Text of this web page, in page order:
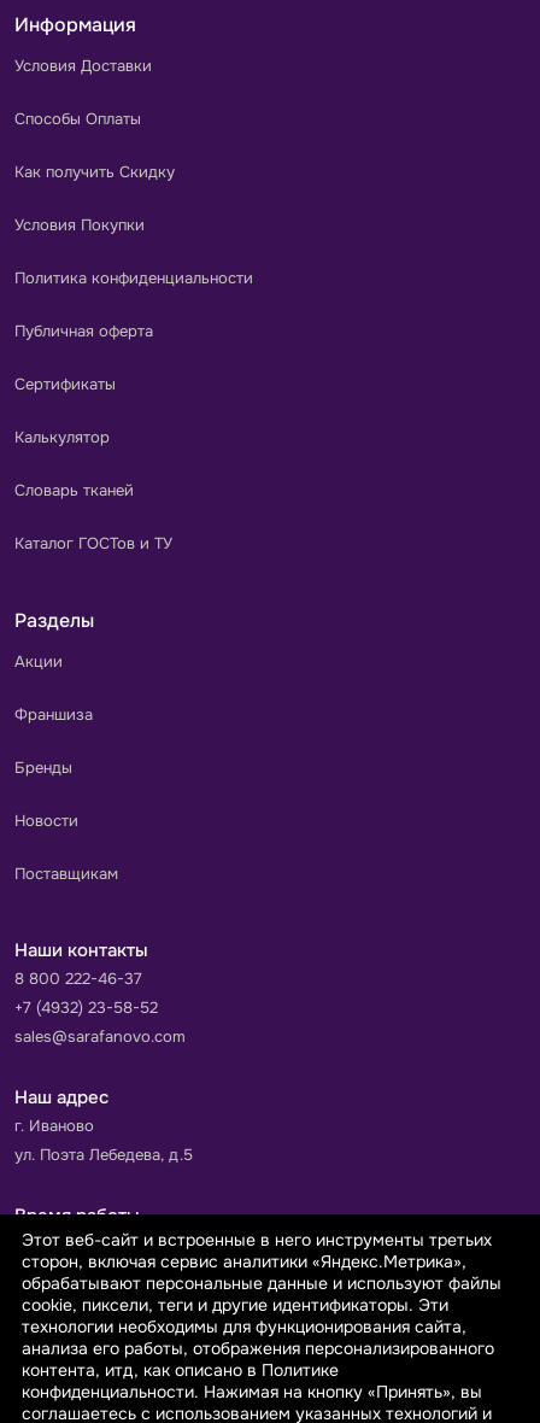
Информация
Условия Доставки
Способы Оплаты
Как получить Скидку
Условия Покупки
Политика конфиденциальности
Публичная оферта
Сертификаты
Калькулятор
Словарь тканей
Каталог ГОСТов и ТУ
Разделы
Акции
Франшиза
Бренды
Новости
Поставщикам
Наши контакты
8 800 222-46-37
+7 (4932) 23-58-52
sales@sarafanovo.com
Наш адрес
г. Иваново
ул. Поэта Лебедева, д.5
Время работы
Пн-Пт с 9.00 до 18.00
Сб-Вс: выходной
Принимаем к оплате
Этот веб-сайт и встроенные в него инструменты третьих
сторон, включая сервис аналитики «Яндекс.Метрика»,
обрабатывают персональные данные и используют файлы
cookie, пиксели, теги и другие идентификаторы. Эти
технологии необходимы для функционирования сайта,
анализа его работы, отображения персонализированного
контента, итд, как описано в Политике
конфиденциальности. Нажимая на кнопку «Принять», вы
соглашаетесь с использованием указанных технологий и